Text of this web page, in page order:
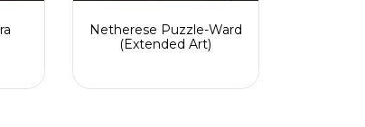
Netherese Puzzle-Ward
(Extended Art)